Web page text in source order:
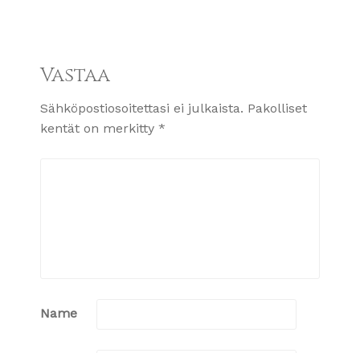
Vastaa
Sähköpostiosoitettasi ei julkaista. Pakolliset
kentät on merkitty *
Name